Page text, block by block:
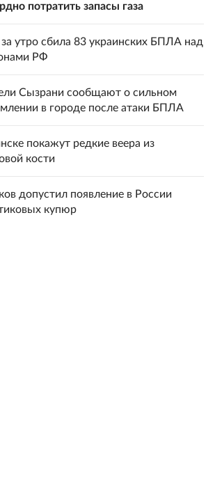
потратить запасы газа
утро сбила 83 украинских БПЛА над
РФ
Сызрани сообщают о сильном
в городе после атаки БПЛА
покажут редкие веера из
кости
допустил появление в России
купюр